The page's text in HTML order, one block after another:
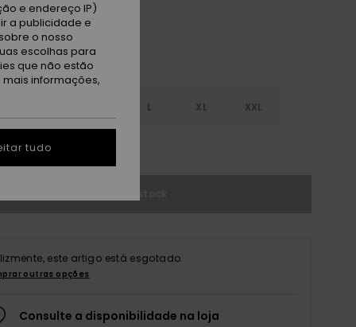
L XL XXL
guia de tamanhos
este artigo está esgotado.
outras opções
Consulte a disponibilidade na loja
e endereço IP)
a publicidade e
o nosso
escolhas para
que não estão
informações,
tudo